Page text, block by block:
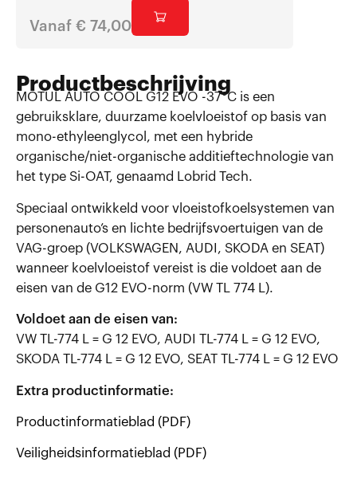
Vanaf € 74,00
Productbeschrijving
MOTUL AUTO COOL G12 EVO -37°C is een
gebruiksklare, duurzame koelvloeistof op basis van
mono-ethyleenglycol, met een hybride
organische/niet-organische additieftechnologie van
het type Si-OAT, genaamd Lobrid Tech.
Speciaal ontwikkeld voor vloeistofkoelsystemen van
personenauto’s en lichte bedrijfsvoertuigen van de
VAG-groep (VOLKSWAGEN, AUDI, SKODA en SEAT)
wanneer koelvloeistof vereist is die voldoet aan de
eisen van de G12 EVO-norm (VW TL 774 L).
Voldoet aan de eisen van:
VW TL-774 L = G 12 EVO, AUDI TL-774 L = G 12 EVO,
SKODA TL-774 L = G 12 EVO, SEAT TL-774 L = G 12 EVO
Extra productinformatie:
Productinformatieblad (PDF)
Veiligheidsinformatieblad (PDF)